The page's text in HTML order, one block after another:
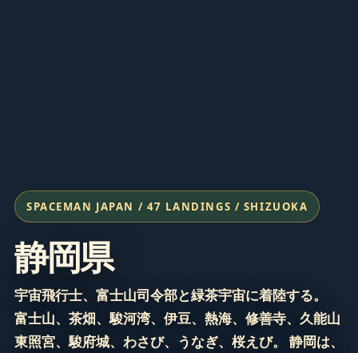
SPACEMAN JAPAN / 47 LANDINGS / SHIZUOKA
静岡県
宇宙飛行士、富士山司令部と緑茶宇宙に着陸する。
富士山、茶畑、駿河湾、伊豆、熱海、修善寺、久能山
東照宮、駿府城、わさび、うなぎ、桜えび。 静岡は、